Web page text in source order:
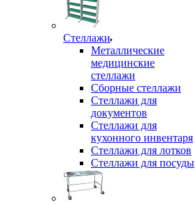
Стеллажи
Металлические
медицинские
стеллажи
Сборные стеллажи
Стеллажи для
документов
Стеллажи для
кухонного инвентаря
Стеллажи для лотков
Стеллажи для посуды